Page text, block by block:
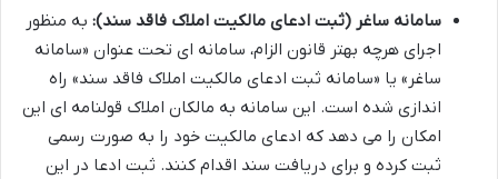
سامانه ساغر (ثبت ادعای مالکیت املاک فاقد سند): به منظور
اجرای هرچه بهتر قانون الزام، سامانه ای تحت عنوان «سامانه
ساغر» یا «سامانه ثبت ادعای مالکیت املاک فاقد سند» راه
اندازی شده است. این سامانه به مالکان املاک قولنامه ای این
امکان را می دهد که ادعای مالکیت خود را به صورت رسمی
ثبت کرده و برای دریافت سند اقدام کنند. ثبت ادعا در این